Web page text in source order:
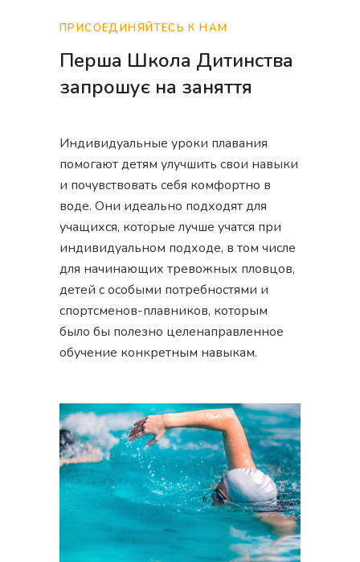
ПРИСОЕДИНЯЙТЕСЬ К НАМ
Перша Школа Дитинства
запрошує на заняття
Индивидуальные уроки плавания
помогают детям улучшить свои навыки
и почувствовать себя комфортно в
воде. Они идеально подходят для
учащихся, которые лучше учатся при
индивидуальном подходе, в том числе
для начинающих тревожных пловцов,
детей с особыми потребностями и
спортсменов-плавников, которым
было бы полезно целенаправленное
обучение конкретным навыкам.